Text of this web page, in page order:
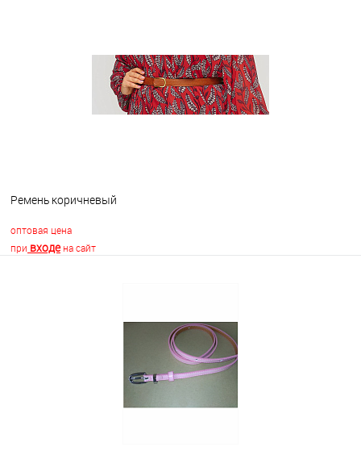
В наличии
Ремень коричневый
оптовая цена
при входена сайт
Недоступно